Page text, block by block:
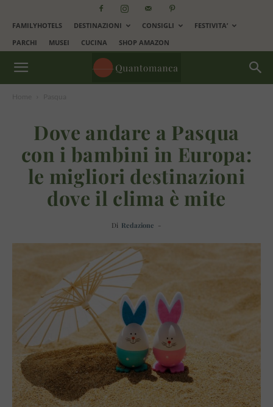
FAMILYHOTELS DESTINAZIONI CONSIGLI
FESTIVITA’
PARCHI
MUSEI CUCINA SHOP AMAZON
Dove andare a Pasqua
con i bambini in Europa:
le migliori destinazioni
dove il clima è mite
Di Redazione -